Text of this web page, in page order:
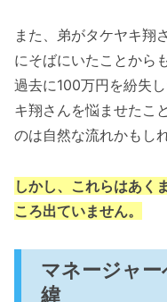
また、弟がタケヤキ翔
にそばにいたことから
過去に100万円を紛失
キ翔さんを悩ませたこ
のは自然な流れかもし
しかし、これらはあく
ころ出ていません​。
マネージャ
緯